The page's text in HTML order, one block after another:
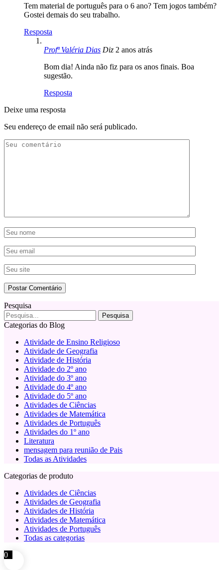
Tem material de português para o 6 ano? Tem jogos também?
Gostei demais do seu trabalho.
Resposta
Profª Valéria Dias Diz 2 anos atrás
Bom dia! Ainda não fiz para os anos finais. Boa
sugestão.
Resposta
Deixe uma resposta
Seu endereço de email não será publicado.
Pesquisa
Categorias do Blog
Atividade de Ensino Religioso
Atividade de Geografia
Atividade de História
Atividade do 2º ano
Atividade do 3º ano
Atividade do 4º ano
Atividade do 5º ano
Atividades de Ciências
Atividades de Matemática
Atividades de Português
Atividades do 1º ano
Literatura
mensagem para reunião de Pais
Todas as Atividades
Categorias de produto
Atividades de Ciências
Atividades de Geografia
Atividades de História
Atividades de Matemática
Atividades de Português
Todas as categorias
0